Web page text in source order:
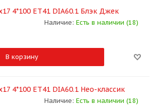
4*100 ET41 DIA60.1 Блэк Джек
Наличие: Есть в наличии (18)
В корзину
4*100 ET41 DIA60.1 Нео-классик
Наличие: Есть в наличии (18)